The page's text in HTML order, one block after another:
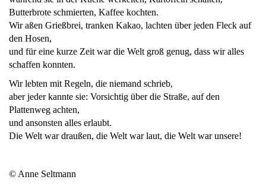
Butterbrote schmierten, Kaffee kochten.
Wir aßen Grießbrei, tranken Kakao, lachten über jeden Fleck auf
den Hosen,
und für eine kurze Zeit war die Welt groß genug, dass wir alles
schaffen konnten.
Wir lebten mit Regeln, die niemand schrieb,
aber jeder kannte sie: Vorsichtig über die Straße, auf den
Plattenweg achten,
und ansonsten alles erlaubt.
Die Welt war draußen, die Welt war laut, die Welt war unsere!
© Anne Seltmann